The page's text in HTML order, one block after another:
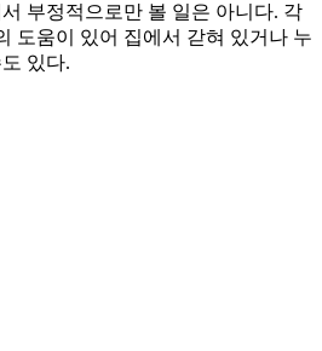
부정적으로만 볼 일은 아니다. 각
도움이 있어 집에서 갇혀 있거나 누
있다.